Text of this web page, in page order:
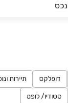
דופלקס תיירות
סטודיו/ לופט
נוספים: בתים,
דירות למכירה בחיפה,
לציון.